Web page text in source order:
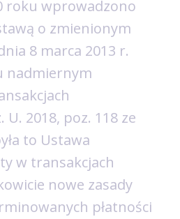
roku wprowadzono
o zmienionym
8 marca 2013 r.
nadmiernym
2018, poz. 118 ze
to Ustawa
w transakcjach
nowe zasady
płatności